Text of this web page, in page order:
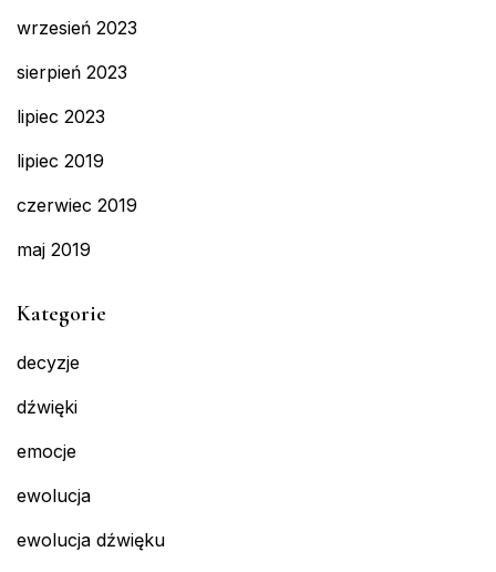
wrzesień 2023
sierpień 2023
lipiec 2023
lipiec 2019
czerwiec 2019
maj 2019
Kategorie
decyzje
dźwięki
emocje
ewolucja
ewolucja dźwięku